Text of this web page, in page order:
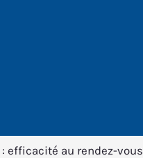
efficacité au rendez-vous